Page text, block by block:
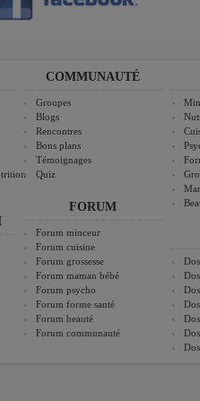
COMMUNAUTÉ
Groupes
Blogs
Rencontres
Bons plans
Témoignages
Quiz
FORUM
Forum minceur
Forum cuisine
Forum grossesse
Forum maman bébé
Forum psycho
Forum forme santé
Forum beauté
Forum communauté